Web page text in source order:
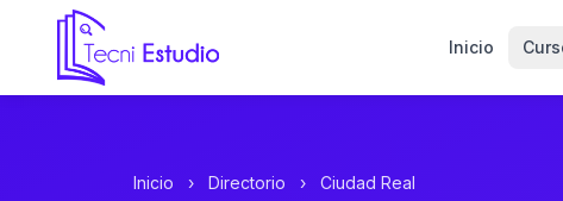
Ir a la página de inicio de Tecni Estudio
Inicio
Inicio › Directorio › Ciudad Real